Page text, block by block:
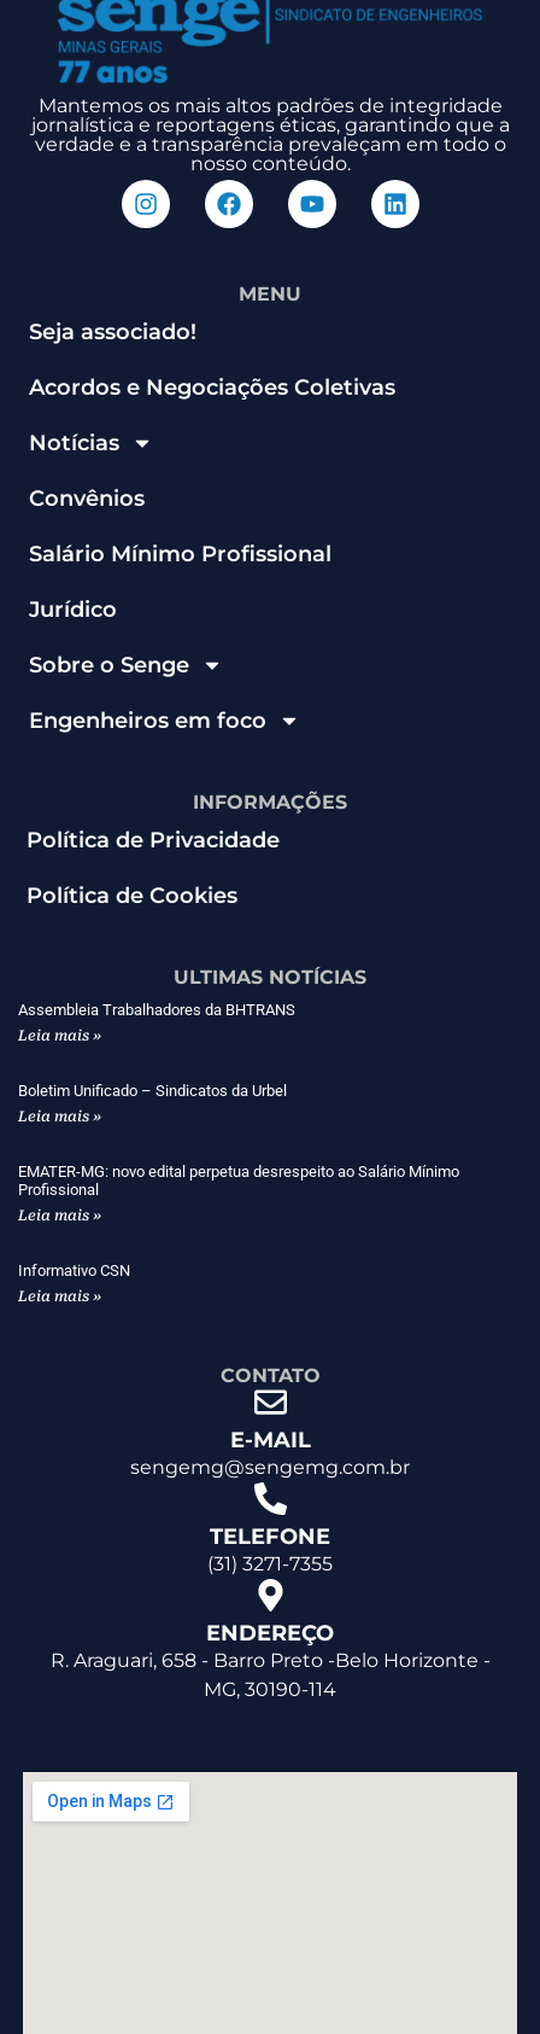
Mantemos os mais altos padrões de integridade
jornalística e reportagens éticas, garantindo que a
verdade e a transparência prevaleçam em todo o
nosso conteúdo.
MENU
Seja associado!
Acordos e Negociações Coletivas
Notícias
Convênios
Salário Mínimo Profissional
Jurídico
Sobre o Senge
Engenheiros em foco
INFORMAÇÕES
Política de Privacidade
Política de Cookies
ULTIMAS NOTÍCIAS
Assembleia Trabalhadores da BHTRANS
Leia mais »
Boletim Unificado – Sindicatos da Urbel
Leia mais »
EMATER-MG: novo edital perpetua desrespeito ao Salário Mínimo
Profissional
Leia mais »
Informativo CSN
Leia mais »
CONTATO
E-MAIL
sengemg@sengemg.com.br
TELEFONE
(31) 3271-7355
ENDEREÇO
R. Araguari, 658 - Barro Preto -Belo Horizonte -
MG, 30190-114